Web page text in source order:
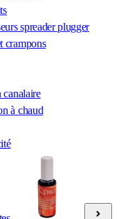
spreader plugger
crampons
à chaud